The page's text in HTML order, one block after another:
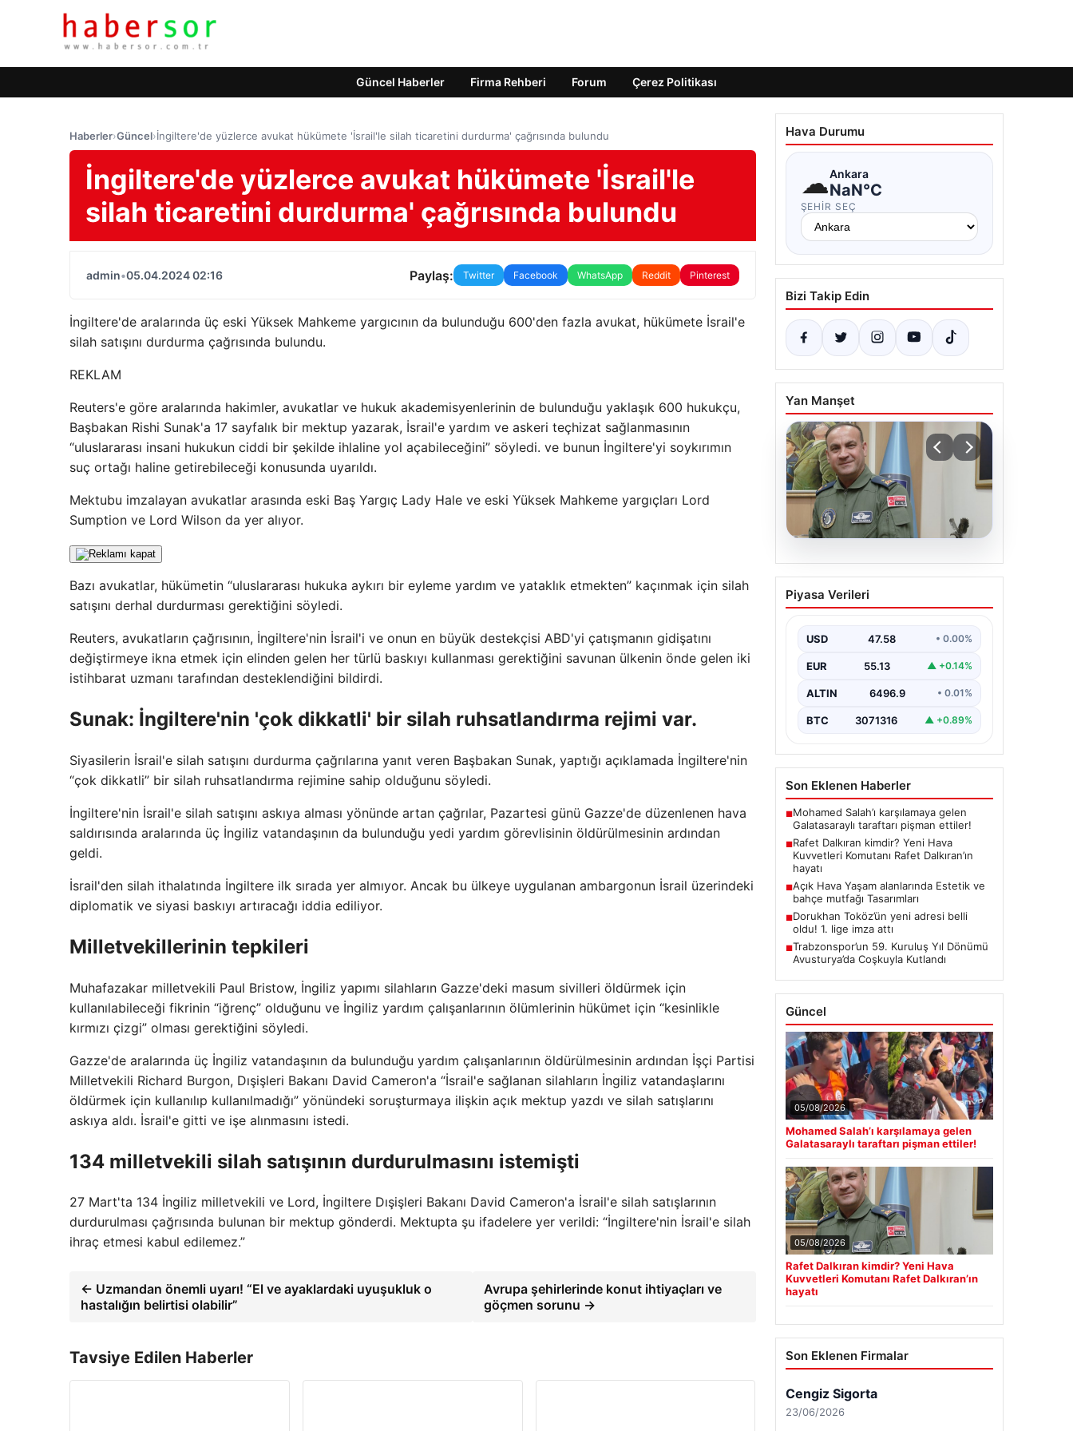
Güncel Haberler Firma Rehberi Forum Çerez Politikası
Haberler›Güncel›İngiltere'de yüzlerce avukat hükümete 'İsrail'le silah ticaretini durdurma' çağrısında bulundu
İngiltere'de yüzlerce avukat hükümete 'İsrail'le
silah ticaretini durdurma' çağrısında bulundu
admin•05.04.2024 02:16 Paylaş: Twitter Facebook WhatsApp Reddit Pinterest
İngiltere'de aralarında üç eski Yüksek Mahkeme yargıcının da bulunduğu 600'den fazla avukat, hükümete İsrail'e
silah satışını durdurma çağrısında bulundu.
REKLAM
Reuters'e göre aralarında hakimler, avukatlar ve hukuk akademisyenlerinin de bulunduğu yaklaşık 600 hukukçu,
Başbakan Rishi Sunak'a 17 sayfalık bir mektup yazarak, İsrail'e yardım ve askeri teçhizat sağlanmasının
“uluslararası insani hukukun ciddi bir şekilde ihlaline yol açabileceğini” söyledi. ve bunun İngiltere'yi soykırımın
suç ortağı haline getirebileceği konusunda uyarıldı.
Mektubu imzalayan avukatlar arasında eski Baş Yargıç Lady Hale ve eski Yüksek Mahkeme yargıçları Lord
Sumption ve Lord Wilson da yer alıyor.
Bazı avukatlar, hükümetin “uluslararası hukuka aykırı bir eyleme yardım ve yataklık etmekten” kaçınmak için silah
satışını derhal durdurması gerektiğini söyledi.
Reuters, avukatların çağrısının, İngiltere'nin İsrail'i ve onun en büyük destekçisi ABD'yi çatışmanın gidişatını
değiştirmeye ikna etmek için elinden gelen her türlü baskıyı kullanması gerektiğini savunan ülkenin önde gelen iki
istihbarat uzmanı tarafından desteklendiğini bildirdi.
Sunak: İngiltere'nin 'çok dikkatli' bir silah ruhsatlandırma rejimi var.
Siyasilerin İsrail'e silah satışını durdurma çağrılarına yanıt veren Başbakan Sunak, yaptığı açıklamada İngiltere'nin
“çok dikkatli” bir silah ruhsatlandırma rejimine sahip olduğunu söyledi.
İngiltere'nin İsrail'e silah satışını askıya alması yönünde artan çağrılar, Pazartesi günü Gazze'de düzenlenen hava
saldırısında aralarında üç İngiliz vatandaşının da bulunduğu yedi yardım görevlisinin öldürülmesinin ardından
geldi.
İsrail'den silah ithalatında İngiltere ilk sırada yer almıyor. Ancak bu ülkeye uygulanan ambargonun İsrail üzerindeki
diplomatik ve siyasi baskıyı artıracağı iddia ediliyor.
Milletvekillerinin tepkileri
Muhafazakar milletvekili Paul Bristow, İngiliz yapımı silahların Gazze'deki masum sivilleri öldürmek için
kullanılabileceği fikrinin “iğrenç” olduğunu ve İngiliz yardım çalışanlarının ölümlerinin hükümet için “kesinlikle
kırmızı çizgi” olması gerektiğini söyledi.
Gazze'de aralarında üç İngiliz vatandaşının da bulunduğu yardım çalışanlarının öldürülmesinin ardından İşçi Partisi
Milletvekili Richard Burgon, Dışişleri Bakanı David Cameron'a “İsrail'e sağlanan silahların İngiliz vatandaşlarını
öldürmek için kullanılıp kullanılmadığı” yönündeki soruşturmaya ilişkin açık mektup yazdı ve silah satışlarını
askıya aldı. İsrail'e gitti ve işe alınmasını istedi.
134 milletvekili silah satışının durdurulmasını istemişti
27 Mart'ta 134 İngiliz milletvekili ve Lord, İngiltere Dışişleri Bakanı David Cameron'a İsrail'e silah satışlarının
durdurulması çağrısında bulunan bir mektup gönderdi. Mektupta şu ifadelere yer verildi: “İngiltere'nin İsrail'e silah
ihraç etmesi kabul edilemez.”
← Uzmandan önemli uyarı! “El ve ayaklardaki uyuşukluk o
hastalığın belirtisi olabilir”
Avrupa şehirlerinde konut ihtiyaçları ve
göçmen sorunu →
Tavsiye Edilen Haberler
Hava Durumu
☁Ankara
NaN°C
ŞEHIR SEÇ
Bizi Takip Edin
Yan Manşet
Rafet Dalkıran kimdir?
Yeni Hava Kuvvetleri
Dalkıran’ın hayatı
Piyasa Verileri
USD 47.58 • 0.00%
EUR 55.13 ▲ +0.14%
ALTIN 6496.9 • 0.01%
BTC 3071316 ▲ +0.89%
Son Eklenen Haberler
■Mohamed Salah’ı karşılamaya gelen
Galatasaraylı taraftarı pişman ettiler!
■Rafet Dalkıran kimdir? Yeni Hava
Kuvvetleri Komutanı Rafet Dalkıran’ın
hayatı
■Açık Hava Yaşam alanlarında Estetik ve
bahçe mutfağı Tasarımları
■Dorukhan Toköz’ün yeni adresi belli
oldu! 1. lige imza attı
■Trabzonspor’un 59. Kuruluş Yıl Dönümü
Avusturya’da Coşkuyla Kutlandı
Güncel
05/08/2026
Mohamed Salah’ı karşılamaya gelen
Galatasaraylı taraftarı pişman ettiler!
05/08/2026
Rafet Dalkıran kimdir? Yeni Hava
Kuvvetleri Komutanı Rafet Dalkıran’ın
hayatı
Son Eklenen Firmalar